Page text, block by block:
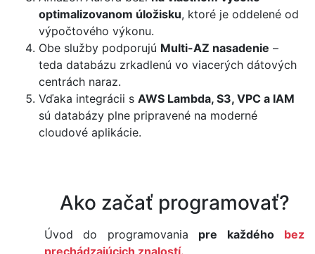
optimalizovanom úložisku, ktoré je oddelené od
výpočtového výkonu.
Obe služby podporujú Multi-AZ nasadenie –
teda databázu zrkadlenú vo viacerých dátových
centrách naraz.
Vďaka integrácii s AWS Lambda, S3, VPC a IAM
sú databázy plne pripravené na moderné
cloudové aplikácie.
Ako začať programovať?
Úvod do programovania pre každého
bez
prechádzajúcich znalostí.